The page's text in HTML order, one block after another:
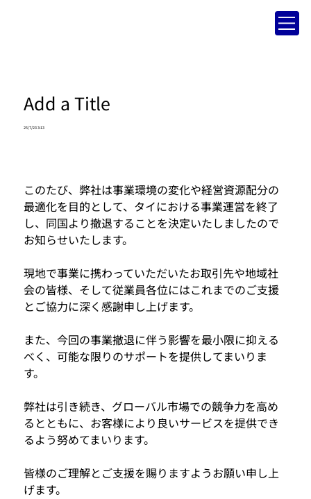
Add a Title
25/7/23 3:13
このたび、弊社は事業環境の変化や経営資源配分の
最適化を目的として、タイにおける事業運営を終了
し、同国より撤退することを決定いたしましたので
お知らせいたします。
現地で事業に携わっていただいたお取引先や地域社
会の皆様、そして従業員各位にはこれまでのご支援
とご協力に深く感謝申し上げます。
また、今回の事業撤退に伴う影響を最小限に抑える
べく、可能な限りのサポートを提供してまいりま
す。
弊社は引き続き、グローバル市場での競争力を高め
るとともに、お客様により良いサービスを提供でき
るよう努めてまいります。
皆様のご理解とご支援を賜りますようお願い申し上
げます。